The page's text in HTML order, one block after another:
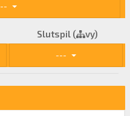
Slutspil ( vy)
---